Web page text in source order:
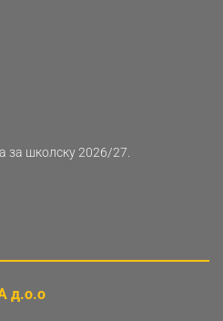
за школску 2026/27.
д.о.о